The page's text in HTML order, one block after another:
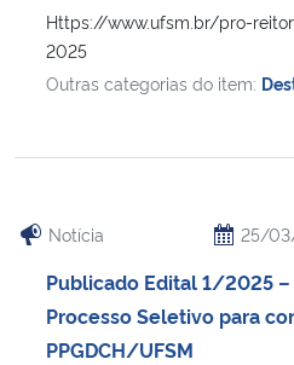
Https://www.ufsm.br/pro-
2025
Outras categorias do item:
Notícia 25/
Publicado Edital 1/2025 –
Processo Seletivo para
PPGDCH/UFSM